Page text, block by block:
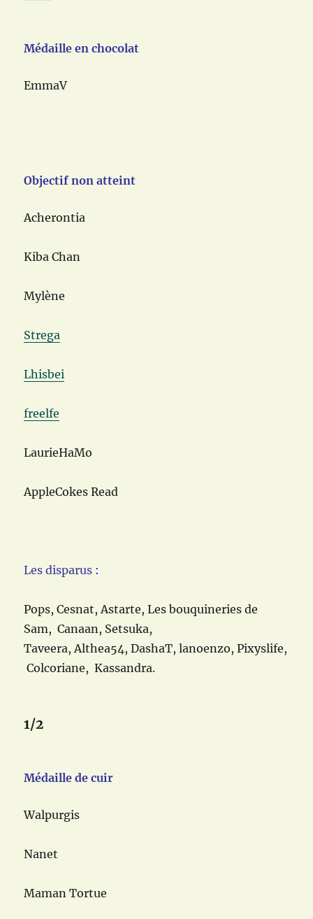
Médaille en chocolat
EmmaV
Objectif non atteint
Acherontia
Kiba Chan
Mylène
Strega
Lhisbei
freelfe
LaurieHaMo
AppleCokes Read
Les disparus :
Pops, Cesnat, Astarte, Les bouquineries de
Sam, Canaan, Setsuka,
Taveera, Althea54, DashaT, lanoenzo, Pixyslife,
Colcoriane, Kassandra.
1/2
Médaille de cuir
Walpurgis
Nanet
Maman Tortue